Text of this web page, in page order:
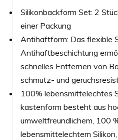
Silikonbackform Set: 2
einer Packung
Antihaftform: Das flexible
Antihaftbeschichtung
schnelles Entfernen von
schmutz- und
100% lebensmittelechtes
kastenform besteht aus
umweltfreundlichem, 100
lebensmittelechtem